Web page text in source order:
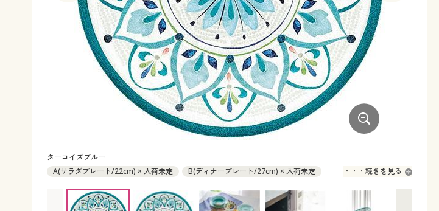
ターコイズブルー
A(サラダプレート/22cm) × 入荷未定
B(ディナープレート/27cm) × 入荷未定
続きを見る
ター